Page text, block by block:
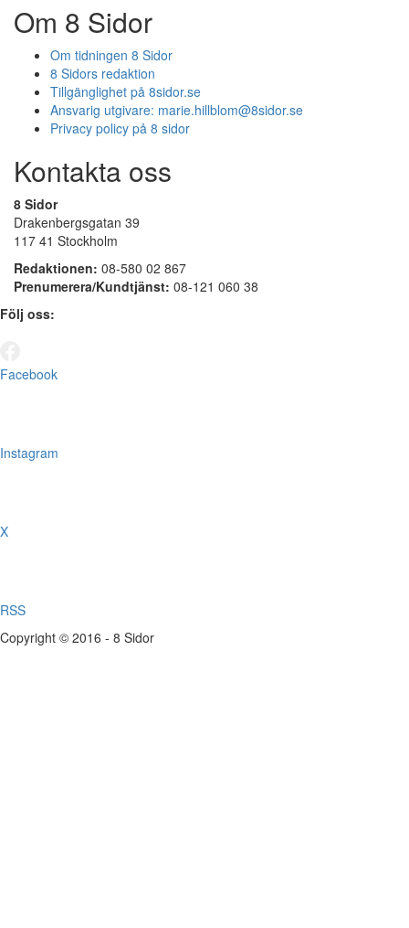
Om 8 Sidor
Om tidningen 8 Sidor
8 Sidors redaktion
Tillgänglighet på 8sidor.se
Ansvarig utgivare: marie.hillblom@8sidor.se
Privacy policy på 8 sidor
Kontakta oss
8 Sidor
Drakenbergsgatan 39
117 41 Stockholm
Redaktionen: 08-580 02 867
Prenumerera/Kundtjänst: 08-121 060 38
Följ oss:
Facebook
Instagram
X
RSS
Copyright © 2016 - 8 Sidor